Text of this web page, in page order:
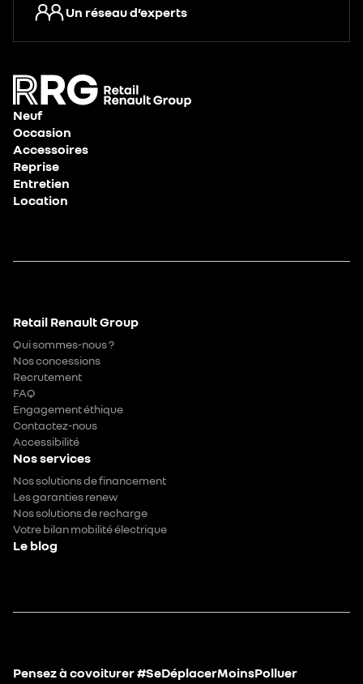
Un réseau d’experts
Neuf
Occasion
Accessoires
Reprise
Entretien
Location
Retail Renault Group
Qui sommes-nous ?
Nos concessions
Recrutement
FAQ
Engagement éthique
Contactez-nous
Accessibilité
Nos services
Nos solutions de financement
Les garanties renew
Nos solutions de recharge
Votre bilan mobilité électrique
Le blog
Pensez à covoiturer #SeDéplacerMoinsPolluer